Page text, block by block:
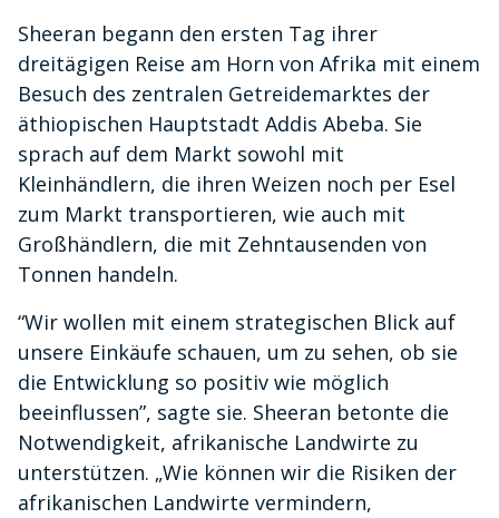
Sheeran begann den ersten Tag ihrer
dreitägigen Reise am Horn von Afrika mit einem
Besuch des zentralen Getreidemarktes der
äthiopischen Hauptstadt Addis Abeba. Sie
sprach auf dem Markt sowohl mit
Kleinhändlern, die ihren Weizen noch per Esel
zum Markt transportieren, wie auch mit
Großhändlern, die mit Zehntausenden von
Tonnen handeln.
“Wir wollen mit einem strategischen Blick auf
unsere Einkäufe schauen, um zu sehen, ob sie
die Entwicklung so positiv wie möglich
beeinflussen”, sagte sie. Sheeran betonte die
Notwendigkeit, afrikanische Landwirte zu
unterstützen. „Wie können wir die Risiken der
afrikanischen Landwirte vermindern,